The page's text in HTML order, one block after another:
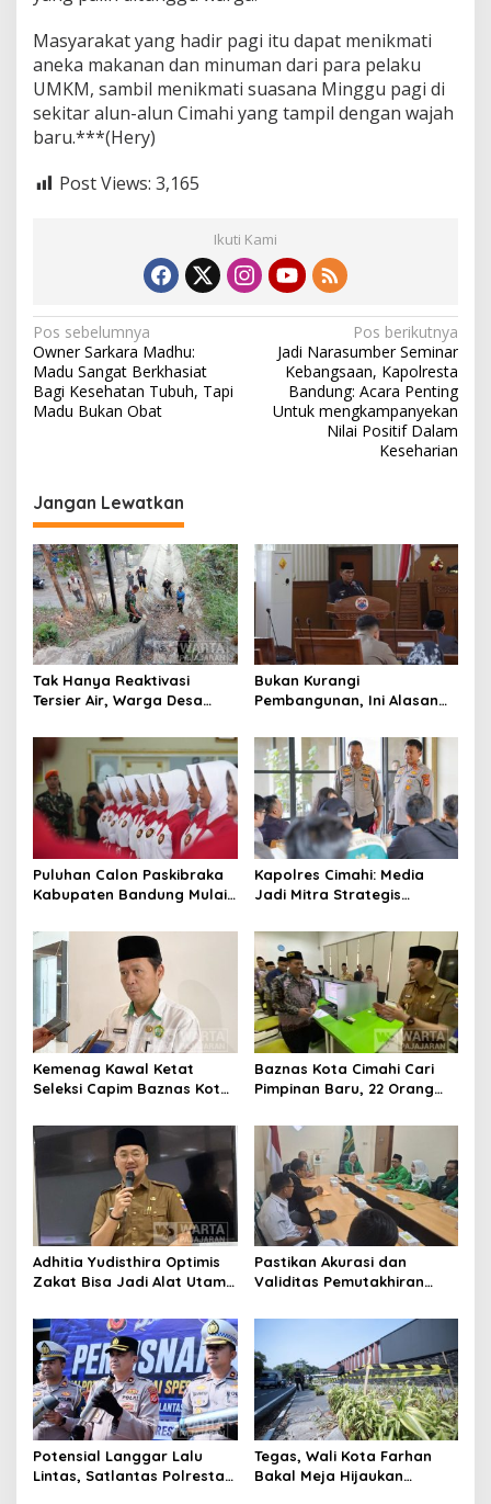
Masyarakat yang hadir pagi itu dapat menikmati
aneka makanan dan minuman dari para pelaku
UMKM, sambil menikmati suasana Minggu pagi di
sekitar alun-alun Cimahi yang tampil dengan wajah
baru.***(Hery)
Post Views: 3,165
Ikuti Kami
N
a
v
i
a
s
i
p
o
s
Pos sebelumnya
Owner Sarkara Madhu:
Madu Sangat Berkhasiat
Bagi Kesehatan Tubuh, Tapi
Madu Bukan Obat
Pos berikutnya
Jadi Narasumber Seminar
Kebangsaan, Kapolresta
Bandung: Acara Penting
Untuk mengkampanyekan
Nilai Positif Dalam
Keseharian
Jangan Lewatkan
Tak Hanya Reaktivasi
Tersier Air, Warga Desa
Alternatif di Padalarang
Bukan Kurangi
Pembangunan, Ini Alasan
Pengurangan Belanja
Daerah
Puluhan Calon Paskibraka
Kabupaten Bandung Mulai
Kapolres Cimahi: Media
Jadi Mitra Strategis
Publik
Kemenag Kawal Ketat
Seleksi Capim Baznas Kota
Komisioner Baznas
Berintegritas
Baznas Kota Cimahi Cari
Pimpinan Baru, 22 Orang
Adhitia Yudisthira Optimis
Zakat Bisa Jadi Alat Utama
Kota Cimahi
Pastikan Akurasi dan
Validitas Pemutakhiran
Cimahi Lakukan
Potensial Langgar Lalu
Lintas, Satlantas Polresta
Tegas, Wali Kota Farhan
Bakal Meja Hijaukan